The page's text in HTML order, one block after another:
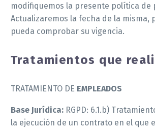
modifiquemos la presente política de
Actualizaremos la fecha de la misma,
pueda comprobar su vigencia.
Tratamientos que
TRATAMIENTO DE EMPLEADOS
Base Jurídica: RGPD: 6.1.b)
la ejecución de un contrato en el que